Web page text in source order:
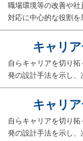
職場環境等の改善や
対応に中心的な役割を
キャリ
自らキャリアを切り
発の設計手法を示し、
キャリ
自らキャリアを切り
発の設計手法を示し、